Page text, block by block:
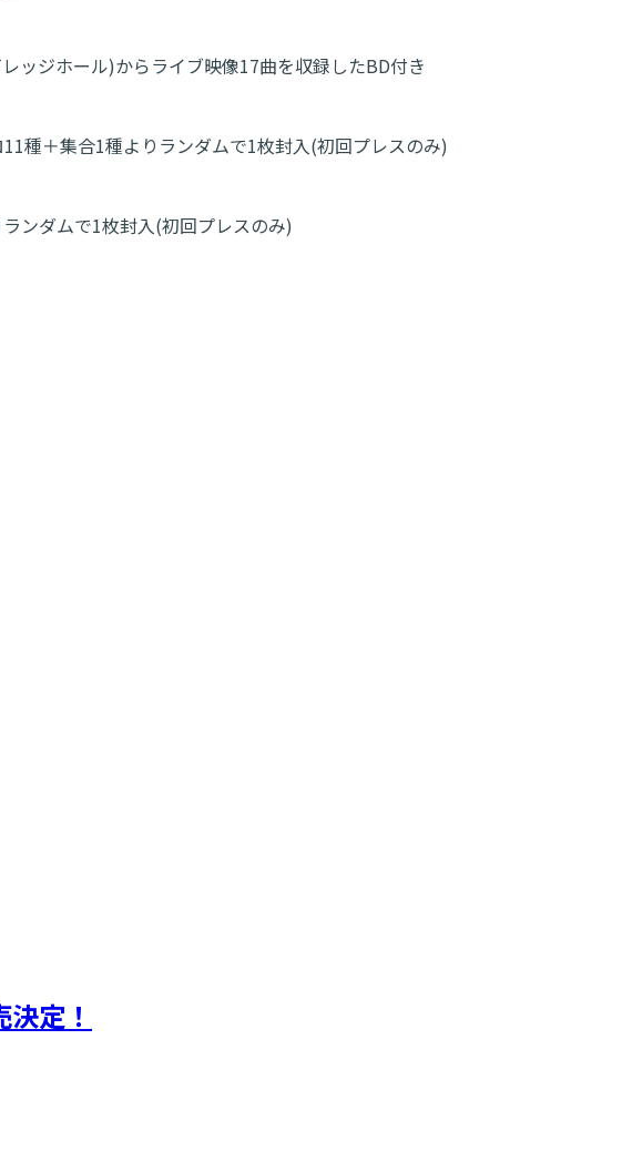
ジホール)からライブ映像17曲を収録したBD付き
種＋集合1種よりランダムで1枚封入(初回プレスのみ)
ンダムで1枚封入(初回プレスのみ)
定！